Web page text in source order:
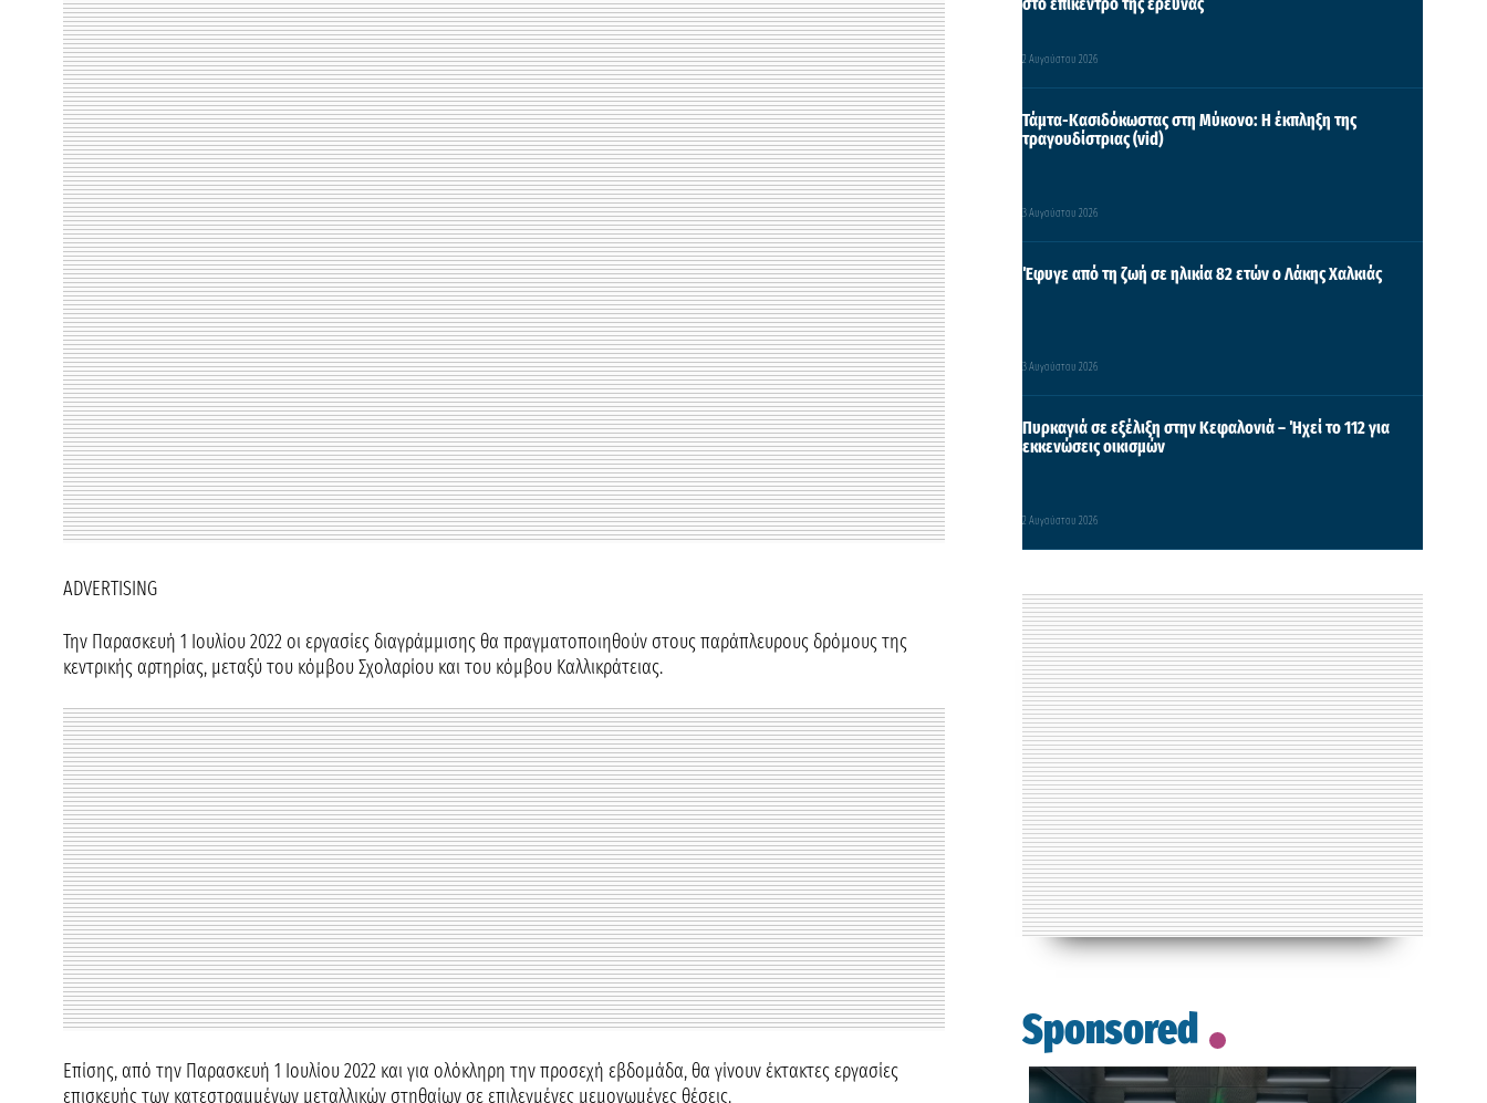
ADVERTISING
Την Παρασκευή 1 Ιουλίου 2022 οι εργασίες διαγράμμισης θα πραγματοποιηθούν στους παράπλευρους δρόμους της
κεντρικής αρτηρίας, μεταξύ του κόμβου Σχολαρίου και του κόμβου Καλλικράτειας.
Επίσης, από την Παρασκευή 1 Ιουλίου 2022 και για ολόκληρη την προσεχή εβδομάδα, θα γίνουν έκτακτες εργασίες
επισκευής των κατεστραμμένων μεταλλικών στηθαίων σε επιλεγμένες μεμονωμένες θέσεις.
2 Αυγούστου 2026
Τάμτα-Κασιδόκωστας στη Μύκονο: Η έκπληξη της
τραγουδίστριας (vid)
3 Αυγούστου 2026
Έφυγε από τη ζωή σε ηλικία 82 ετών ο Λάκης Χαλκιάς
3 Αυγούστου 2026
Πυρκαγιά σε εξέλιξη στην Κεφαλονιά – Ήχεί το 112 για
εκκενώσεις οικισμών
2 Αυγούστου 2026
Sponsored